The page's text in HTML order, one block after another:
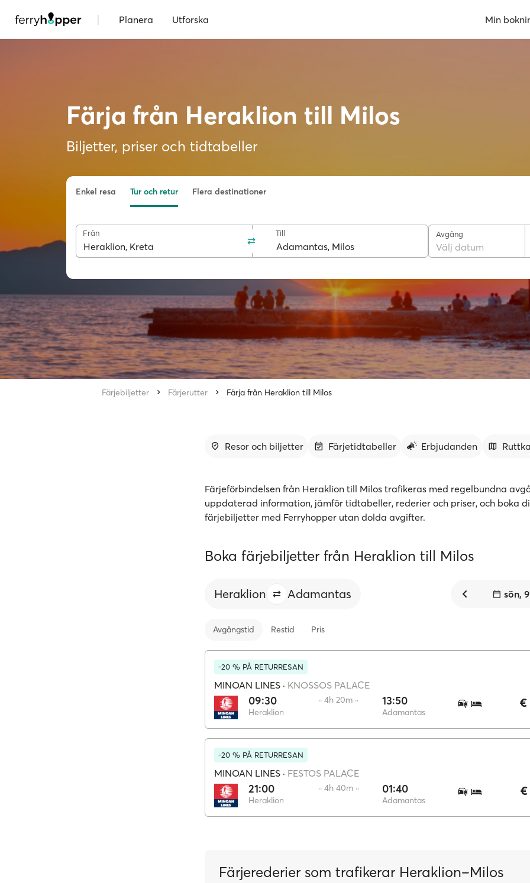
| Planera Utforska Min
Färja från Heraklion till Milos
Biljetter, priser och tidtabeller
Enkel resa Tur och retur Flera destinationer
Från Till Avgång
Välj datum
Färjebiljetter Färjerutter Färja från Heraklion till Milos
Resor och biljetter Färjetidtabeller Erbjudanden
Färjeförbindelsen från Heraklion till Milos trafikeras med regelbundna
uppdaterad information, jämför tidtabeller, rederier och priser, och boka
färjebiljetter med Ferryhopper utan dolda avgifter.
Boka färjebiljetter från Heraklion till Milos
Heraklion Adamantas sön,
Avgångstid Restid Pris
-20 % PÅ RETURRESAN
MINOAN LINES · KNOSSOS PALACE
09:30
Heraklion
·· 4h 20m ·· 13:50
Adamantas
€
-20 % PÅ RETURRESAN
MINOAN LINES · FESTOS PALACE
21:00
Heraklion
·· 4h 40m ·· 01:40
Adamantas
€
Färjerederier som trafikerar Heraklion–Milos